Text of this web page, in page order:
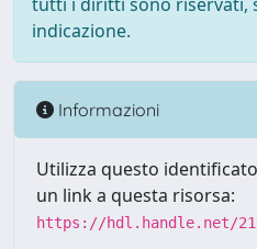
indicazione.
Informazioni
Utilizza questo
un link a questa risorsa:
https://hdl.handle.net/